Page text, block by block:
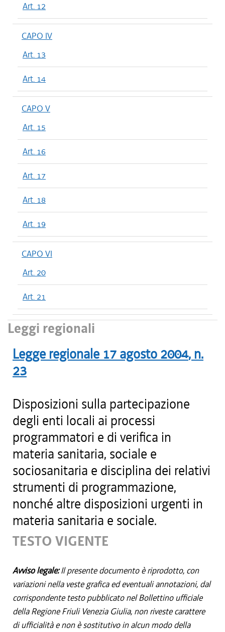
Art. 12
CAPO IV
Art. 13
Art. 14
CAPO V
Art. 15
Art. 16
Art. 17
Art. 18
Art. 19
CAPO VI
Art. 20
Art. 21
Leggi regionali
Legge regionale 17 agosto 2004, n.
23
Disposizioni sulla partecipazione
degli enti locali ai processi
programmatori e di verifica in
materia sanitaria, sociale e
sociosanitaria e disciplina dei relativi
strumenti di programmazione,
nonché altre disposizioni urgenti in
materia sanitaria e sociale.
TESTO VIGENTE
Avviso legale:Il presente documento è riprodotto, con
variazioni nella veste grafica ed eventuali annotazioni, dal
corrispondente testo pubblicato nel Bollettino ufficiale
della Regione Friuli Venezia Giulia, non riveste carattere
di ufficialità e non è sostitutivo in alcun modo della